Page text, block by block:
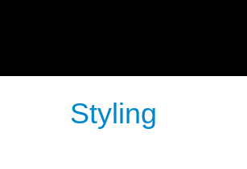
Styling